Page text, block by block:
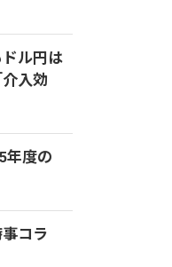
ドル円は
入効
年度の
コラ